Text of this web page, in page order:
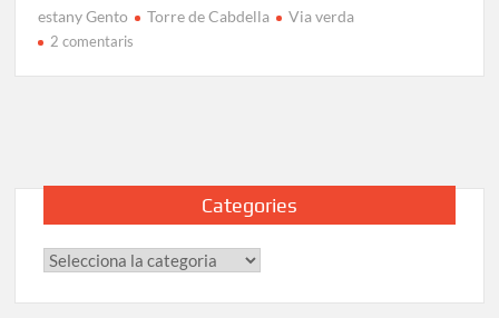
estany Gento Torre de Cabdella Via verda
2 comentaris
Fosca:
la
Categories
Categories